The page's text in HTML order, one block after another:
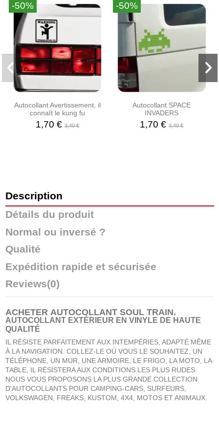
-50%
Autocollant Avertissement, il
connaît le kung fu
1,70 € 3,40 €
-50%
Autocollant SPACE
INVADERS
1,70 €3,40 €
Description
Détails du produit
Normal ou inversé ?
Qualité
Expédition rapide et sécurisée
Reviews(0)
ACHETER AUTOCOLLANT SOUL TRAIN.
AUTOCOLLANT EXTÉRIEUR EN VINYLE DE HAUTE
QUALITÉ
IL RÉSISTE PARFAITEMENT AUX INTEMPÉRIES, ADAPTÉ MÊME
À LA NAVIGATION. COLLEZ-LE OÙ VOUS LE SOUHAITEZ, UN
TÉLÉPHONE, UN MUR, UNE ARMOIRE, LE FRIGO, LA MOTO, LA
TABLE, IL RÉSISTERA AUX CONDITIONS LES PLUS RUDES.
NOUS VOUS PROPOSONS LA PLUS GRANDE COLLECTION
D'AUTOCOLLANTS POUR CAMPING-CARS, SURFEURS,
VOLKSWAGEN, FREAKS, KUSTOM, 4X4, MOTOS ET ANIMAUX.